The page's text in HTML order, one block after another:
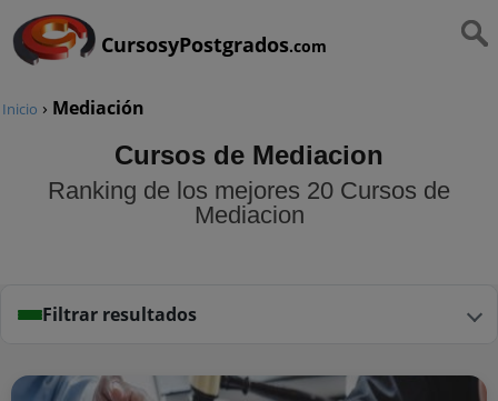
CursosyPostgrados.com
Inicio › Mediación
Cursos de Mediacion
Ranking de los mejores 20 Cursos de
Mediacion
Filtrar resultados